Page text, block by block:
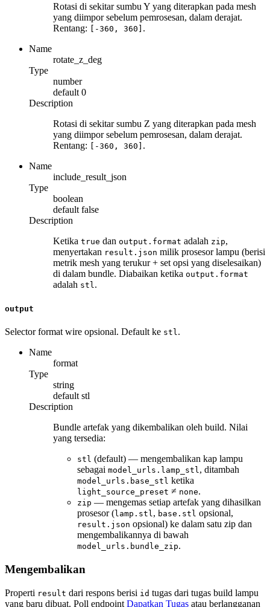
Rotasi di sekitar sumbu Y yang diterapkan pada mesh
yang diimpor sebelum pemrosesan, dalam derajat.
Rentang: [-360, 360] .
Name
rotate_z_deg
Type
number
default 0
Description
Rotasi di sekitar sumbu Z yang diterapkan pada mesh
yang diimpor sebelum pemrosesan, dalam derajat.
Rentang: [-360, 360] .
Name
include_result_json
Type
boolean
default false
Description
Ketika true dan output.format adalah zip,
menyertakan result.json milik prosesor lampu (berisi
metrik mesh yang terukur + set opsi yang diselesaikan)
di dalam bundle. Diabaikan ketika output.format
adalah stl .
output
Selector format wire opsional. Default ke stl.
Name
format
Type
string
default stl
Description
Bundle artefak yang dikembalikan oleh build. Nilai
yang tersedia:
stl (default) — mengembalikan kap lampu
sebagai model_urls.lamp_stl, ditambah
model_urls.base_stl ketika
light_source_preset ≠ none.
zip — mengemas setiap artefak yang dihasilkan
prosesor (lamp.stl, base.stl opsional,
result.json opsional) ke dalam satu zip dan
mengembalikannya di bawah
model_urls.bundle_zip.
Mengembalikan
Properti result dari respons berisi id tugas dari tugas build lampu
yang baru dibuat. Poll endpoint Dapatkan Tugas atau berlangganan